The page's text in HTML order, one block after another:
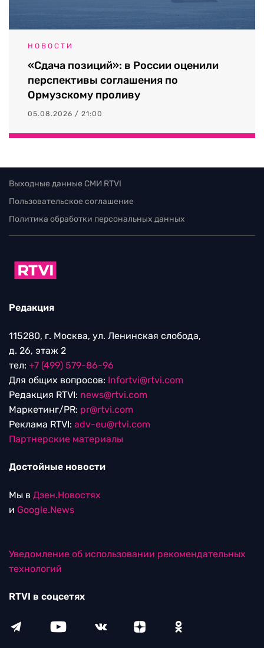
НОВОСТИ
«Сдача позиций»: в России оценили
перспективы соглашения по
Ормузскому проливу
05.08.2026 / 21:00
Выходные данные СМИ RTVI
Пользовательское соглашение
Политика обработки персональных данных
Редакция
115280, г. Москва, ул. Ленинская слобода,
д. 26, этаж 2
тел: +7 (499) 579-86-96
Для общих вопросов: Infortvi@rtvi.com
Редакция RTVI: news@rtvi.com
Маркетинг/PR: pr@rtvi.com
Реклама RTVI: adv-eu@rtvi.com
Партнерские материалы
Достойные новости
Мы в Дзен.Новостях
и Google.News
Уведомление об использовании рекомендательных
технологий
RTVI в соцсетях